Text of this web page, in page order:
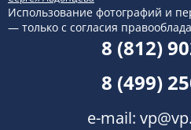
Использование фотографий и
— только с согласия
8 (812)
8 (499)
e-mail: